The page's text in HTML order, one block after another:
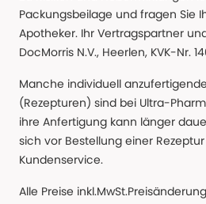
Packungsbeilage und fragen Sie
Apotheker. Ihr Vertragspartner
DocMorris N.V., Heerlen, KVK-Nr.
Manche individuell
(Rezepturen) sind bei Ultra-
ihre Anfertigung kann länger
sich vor Bestellung einer
Kundenservice.
Alle Preise